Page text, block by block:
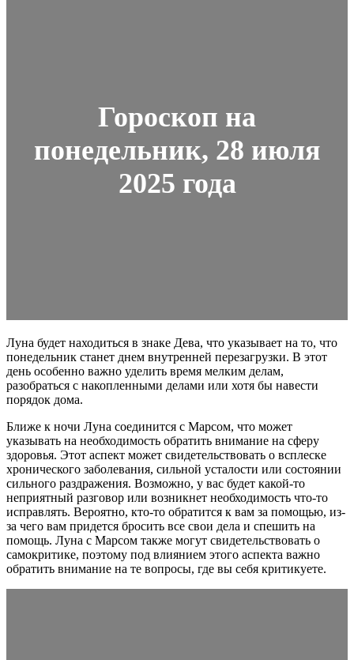
Гороскоп на
понедельник, 28 июля
2025 года
Луна будет находиться в знаке Дева, что указывает на то, что
понедельник станет днем внутренней перезагрузки. В этот
день особенно важно уделить время мелким делам,
разобраться с накопленными делами или хотя бы навести
порядок дома.
Ближе к ночи Луна соединится с Марсом, что может
указывать на необходимость обратить внимание на сферу
здоровья. Этот аспект может свидетельствовать о всплеске
хронического заболевания, сильной усталости или состоянии
сильного раздражения. Возможно, у вас будет какой-то
неприятный разговор или возникнет необходимость что-то
исправлять. Вероятно, кто-то обратится к вам за помощью, из-
за чего вам придется бросить все свои дела и спешить на
помощь. Луна с Марсом также могут свидетельствовать о
самокритике, поэтому под влиянием этого аспекта важно
обратить внимание на те вопросы, где вы себя критикуете.